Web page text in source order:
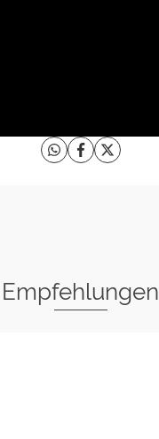
Empfehlungen